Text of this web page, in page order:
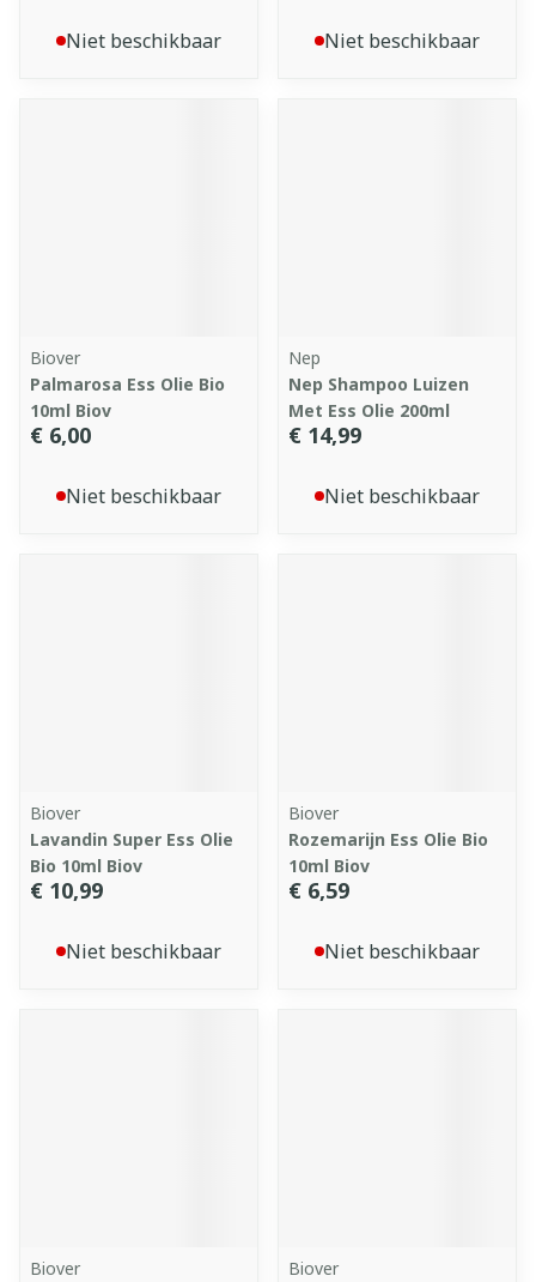
Niet beschikbaar Niet beschikbaar
Biover
Palmarosa Ess Olie Bio
10ml Biov
€ 6,00
Niet beschikbaar
Nep
Nep Shampoo Luizen
Met Ess Olie 200ml
€ 14,99
Niet beschikbaar
Biover
Lavandin Super Ess Olie
Bio 10ml Biov
€ 10,99
Niet beschikbaar
Biover
Rozemarijn Ess Olie Bio
10ml Biov
€ 6,59
Niet beschikbaar
Biover
Biover